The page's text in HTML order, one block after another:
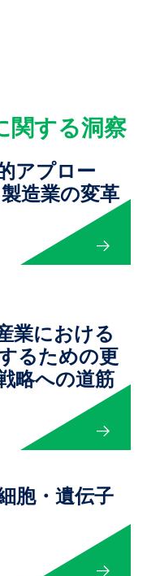
関する洞察
アプロー
造業の変革
業における
るための更
略への道筋
胞・遺伝子